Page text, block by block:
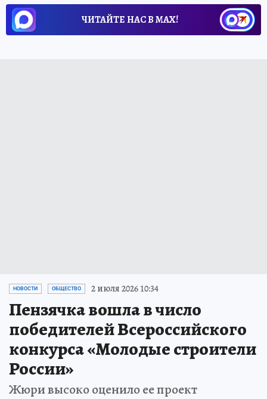
ЧИТАЙТЕ НАС В МАХ!
НОВОСТИ ОБЩЕСТВО 2 июля 2026 10:34
Пензячка вошла в число
победителей Всероссийского
конкурса «Молодые строители
России»
Жюри высоко оценило ее проект